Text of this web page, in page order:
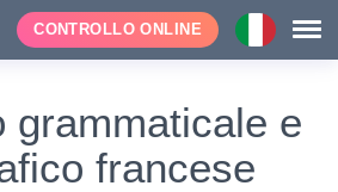
CONTROLLO ONLINE
grammaticale e
francese